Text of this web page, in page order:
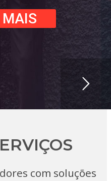
com soluções